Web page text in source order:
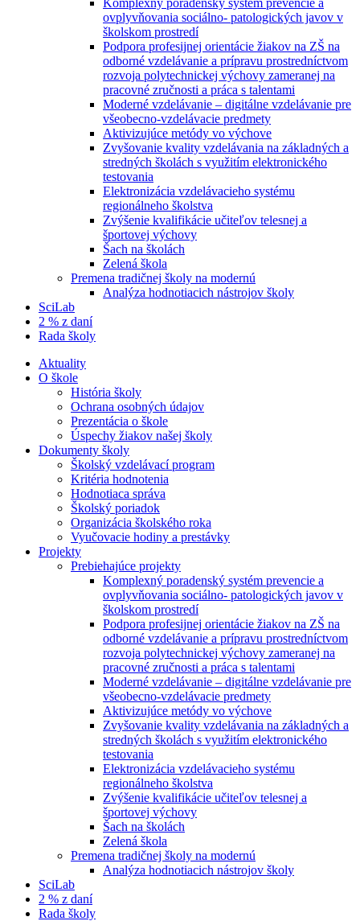
Komplexný poradenský systém prevencie a
ovplyvňovania sociálno- patologických javov v
školskom prostredí
Podpora profesijnej orientácie žiakov na ZŠ na
odborné vzdelávanie a prípravu prostredníctvom
rozvoja polytechnickej výchovy zameranej na
pracovné zručnosti a práca s talentami
Moderné vzdelávanie – digitálne vzdelávanie pre
všeobecno-vzdelávacie predmety
Aktivizujúce metódy vo výchove
Zvyšovanie kvality vzdelávania na základných a
stredných školách s využitím elektronického
testovania
Elektronizácia vzdelávacieho systému
regionálneho školstva
Zvýšenie kvalifikácie učiteľov telesnej a
športovej výchovy
Šach na školách
Zelená škola
Premena tradičnej školy na modernú
Analýza hodnotiacich nástrojov školy
SciLab
2 % z daní
Rada školy
Aktuality
O škole
História školy
Ochrana osobných údajov
Prezentácia o škole
Úspechy žiakov našej školy
Dokumenty školy
Školský vzdelávací program
Kritéria hodnotenia
Hodnotiaca správa
Školský poriadok
Organizácia školského roka
Vyučovacie hodiny a prestávky
Projekty
Prebiehajúce projekty
Komplexný poradenský systém prevencie a
ovplyvňovania sociálno- patologických javov v
školskom prostredí
Podpora profesijnej orientácie žiakov na ZŠ na
odborné vzdelávanie a prípravu prostredníctvom
rozvoja polytechnickej výchovy zameranej na
pracovné zručnosti a práca s talentami
Moderné vzdelávanie – digitálne vzdelávanie pre
všeobecno-vzdelávacie predmety
Aktivizujúce metódy vo výchove
Zvyšovanie kvality vzdelávania na základných a
stredných školách s využitím elektronického
testovania
Elektronizácia vzdelávacieho systému
regionálneho školstva
Zvýšenie kvalifikácie učiteľov telesnej a
športovej výchovy
Šach na školách
Zelená škola
Premena tradičnej školy na modernú
Analýza hodnotiacich nástrojov školy
SciLab
2 % z daní
Rada školy